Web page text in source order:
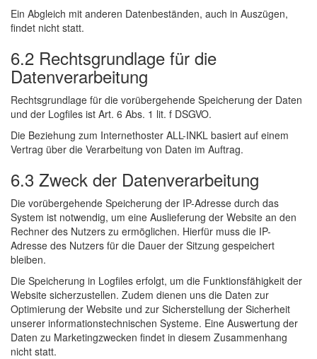
Ein Abgleich mit anderen Datenbeständen, auch in Auszügen,
findet nicht statt.
6.2 Rechtsgrundlage für die
Datenverarbeitung
Rechtsgrundlage für die vorübergehende Speicherung der Daten
und der Logfiles ist Art. 6 Abs. 1 lit. f DSGVO.
Die Beziehung zum Internethoster ALL-INKL basiert auf einem
Vertrag über die Verarbeitung von Daten im Auftrag.
6.3 Zweck der Datenverarbeitung
Die vorübergehende Speicherung der IP-Adresse durch das
System ist notwendig, um eine Auslieferung der Website an den
Rechner des Nutzers zu ermöglichen. Hierfür muss die IP-
Adresse des Nutzers für die Dauer der Sitzung gespeichert
bleiben.
Die Speicherung in Logfiles erfolgt, um die Funktionsfähigkeit der
Website sicherzustellen. Zudem dienen uns die Daten zur
Optimierung der Website und zur Sicherstellung der Sicherheit
unserer informationstechnischen Systeme. Eine Auswertung der
Daten zu Marketingzwecken findet in diesem Zusammenhang
nicht statt.